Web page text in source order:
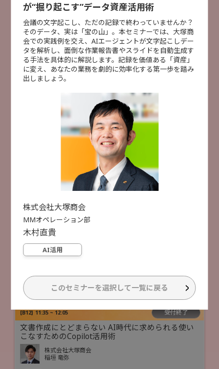
B22] 10:50 ~ 11:20 受付終了
AI活用の落とし穴？ 知っておきたい情報漏洩リス
クとセキュリティ対策
株式会社大塚商会
小林 未青
セキュリティ人材不足でもリスク最小化を目指す
「プロアクティブ」なアプローチ
トレンドマイクロ株式会社
セキュリティ対策 人手不足対策
B42] 11:30 ~ 12:00
【評価制度対応】DXとセキュリティを両立!!「ちょ
うどいい」サプライチェーン対策
HENNGE株式会社
セキュリティ対策
[B12] 11:35 ~ 12:05 受付終了
文書作成にとどまらない AI時代に求められる使い
こなすためのCopilot活用術
株式会社大塚商会
稲垣 竜弥
セミナー検索
特別セミナー AI活用 データ活用
業務DX
ITインフラ整備
建設DX
事例紹介
2月18日 2月19日
選択した項目をリセットする
検索
検索件数
が“掘り起こす”データ資産活用術
会議の文字起こし、ただの記録で終わっていませんか？
そのデータ、実は「宝の山」。本セミナーでは、大塚商
会での実践例を交え、AIエージェントが文字起こしデー
タを解析し、面倒な作業報告書やスライドを自動生成す
る手法を具体的に解説します。記録を価値ある「資産」
に変え、あなたの業務を劇的に効率化する第一歩を踏み
出しましょう。
株式会社大塚商会
MMオペレーション部
木村直貴
AI活用
このセミナーを選択して一覧に戻る